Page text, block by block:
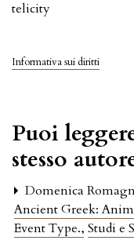
telicity
Informativa sui diritti
Puoi
stesso
Domenica
Ancient Greek:
Event Type., Studi e